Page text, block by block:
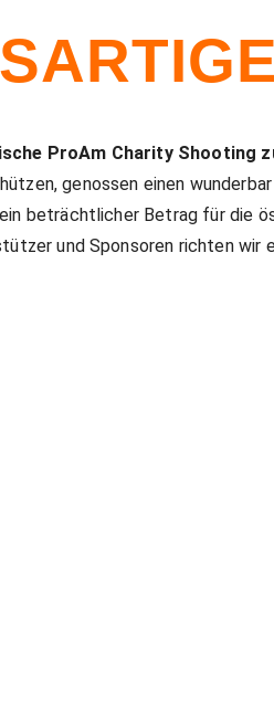
ProAm Charity
genossen einen
beträchtlicher Betrag für die
und Sponsoren richten wir